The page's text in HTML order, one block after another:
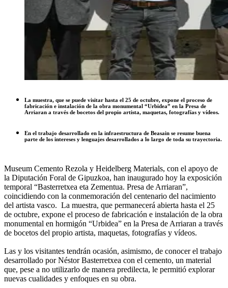
La muestra, que se puede visitar hasta el 25 de octubre, expone el proceso de
fabricación e instalación de la obra monumental “Urbidea” en la Presa de
Arriaran a través de bocetos del propio artista, maquetas, fotografías y vídeos.
En el trabajo desarrollado en la infraestructura de Beasain se resume buena
parte de los intereses y lenguajes desarrollados a lo largo de toda su trayectoria.
Museum Cemento Rezola y Heidelberg Materials, con el apoyo de
la Diputación Foral de Gipuzkoa, han inaugurado hoy la exposición
temporal “Basterretxea eta Zementua. Presa de Arriaran”,
coincidiendo con la conmemoración del centenario del nacimiento
del artista vasco. La muestra, que permanecerá abierta hasta el 25
de octubre, expone el proceso de fabricación e instalación de la obra
monumental en hormigón “Urbidea” en la Presa de Arriaran a través
de bocetos del propio artista, maquetas, fotografías y vídeos.
Las y los visitantes tendrán ocasión, asimismo, de conocer el trabajo
desarrollado por Néstor Basterretxea con el cemento, un material
que, pese a no utilizarlo de manera predilecta, le permitió explorar
nuevas cualidades y enfoques en su obra.